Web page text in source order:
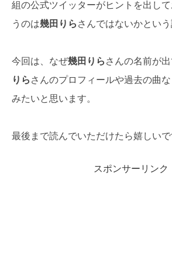
組の公式ツイッターがヒントを出し
うのは幾田りら さんではないかという
今回は、なぜ幾田りら さんの名前が
りら さんのプロフィールや過去の曲
みたいと思います。
最後まで読んでいただけたら嬉しい
スポンサーリンク